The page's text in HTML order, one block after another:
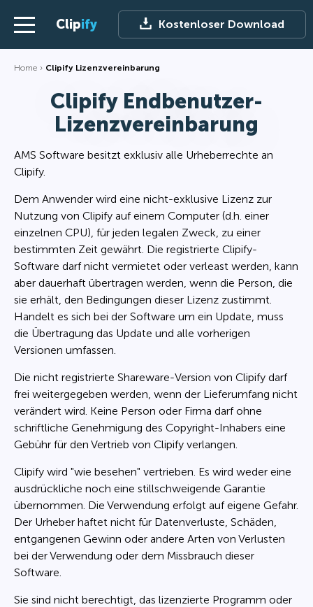
Clipify Kostenloser Download
Home Clipify Lizenzvereinbarung
Clipify Endbenutzer-
Lizenzvereinbarung
AMS Software besitzt exklusiv alle Urheberrechte an
Clipify.
Dem Anwender wird eine nicht-exklusive Lizenz zur
Nutzung von Clipify auf einem Computer (d.h. einer
einzelnen CPU), für jeden legalen Zweck, zu einer
bestimmten Zeit gewährt. Die registrierte Clipify-
Software darf nicht vermietet oder verleast werden, kann
aber dauerhaft übertragen werden, wenn die Person, die
sie erhält, den Bedingungen dieser Lizenz zustimmt.
Handelt es sich bei der Software um ein Update, muss
die Übertragung das Update und alle vorherigen
Versionen umfassen.
Die nicht registrierte Shareware-Version von Clipify darf
frei weitergegeben werden, wenn der Lieferumfang nicht
verändert wird. Keine Person oder Firma darf ohne
schriftliche Genehmigung des Copyright-Inhabers eine
Gebühr für den Vertrieb von Clipify verlangen.
Clipify wird "wie besehen" vertrieben. Es wird weder eine
ausdrückliche noch eine stillschweigende Garantie
übernommen. Die Verwendung erfolgt auf eigene Gefahr.
Der Urheber haftet nicht für Datenverluste, Schäden,
entgangenen Gewinn oder andere Arten von Verlusten
bei der Verwendung oder dem Missbrauch dieser
Software.
Sie sind nicht berechtigt, das lizenzierte Programm oder